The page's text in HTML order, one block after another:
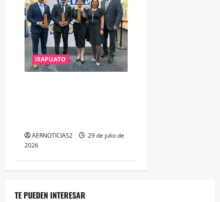
IRAPUATO
AERNOTICIAS2
29 de julio de
2026
TE PUEDEN INTERESAR